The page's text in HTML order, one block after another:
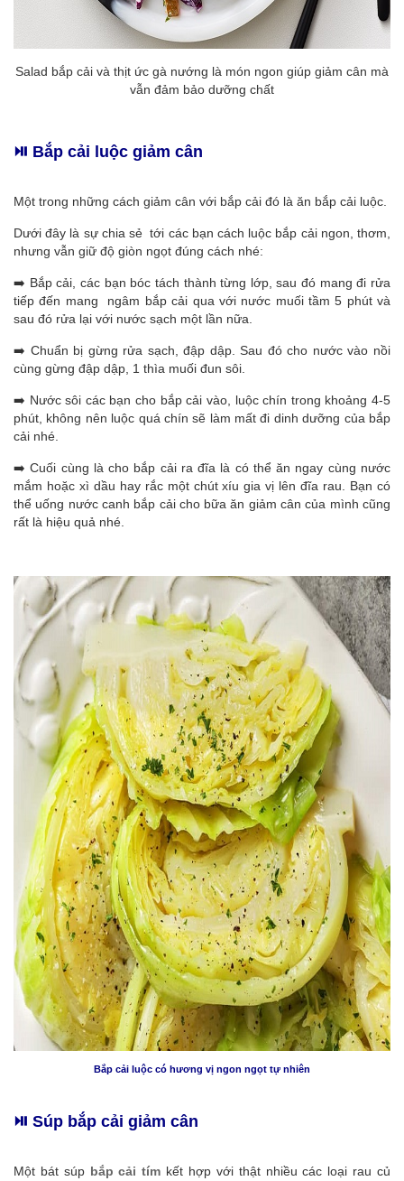
Salad bắp cải và thịt ức gà nướng là món ngon giúp giảm cân mà
vẫn đảm bảo dưỡng chất
⏯️ Bắp cải luộc giảm cân
Một trong những cách giảm cân với bắp cải đó là ăn bắp cải luộc.
Dưới đây là sự chia sẻ tới các bạn cách luộc bắp cải ngon, thơm,
nhưng vẫn giữ độ giòn ngọt đúng cách nhé:
➡️ Bắp cải, các bạn bóc tách thành từng lớp, sau đó mang đi rửa
tiếp đến mang ngâm bắp cải qua với nước muối tầm 5 phút và
sau đó rửa lại với nước sạch một lần nữa.
➡️ Chuẩn bị gừng rửa sạch, đập dập.Sau đó cho nước vào nồi
cùng gừng đập dập, 1 thìa muối đun sôi.
➡️ Nước sôi các bạn cho bắp cải vào, luộc chín trong khoảng 4-5
phút, không nên luộc quá chín sẽ làm mất đi dinh dưỡng của bắp
cải nhé.
➡️ Cuối cùng là cho bắp cải ra đĩa là có thể ăn ngay cùng nước
mắm hoặc xì dầu hay rắc một chút xíu gia vị lên đĩa rau. Bạn có
thể uống nước canh bắp cải cho bữa ăn giảm cân của mình cũng
rất là hiệu quả nhé.
Bắp cải luộc có hương vị ngon ngọt tự nhiên
⏯️ Súp bắp cải giảm cân
Một bát súp bắp cải tím kết hợp với thật nhiều các loại rau củ